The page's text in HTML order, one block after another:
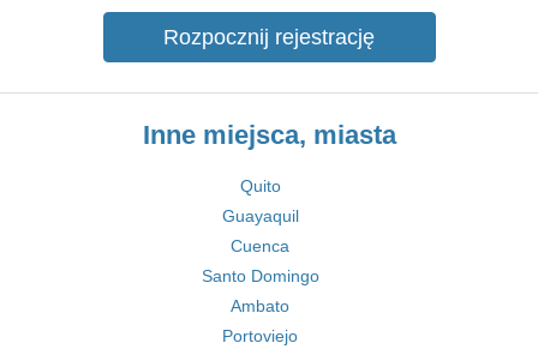
Rozpocznij rejestrację
Inne miejsca, miasta
Quito
Guayaquil
Cuenca
Santo Domingo
Ambato
Portoviejo